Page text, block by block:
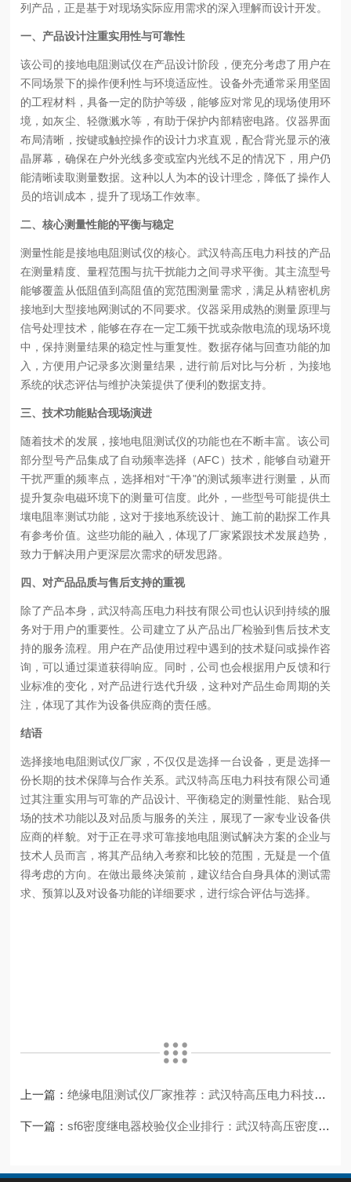
列产品，正是基于对现场实际应用需求的深入理解而设计开发。
一、产品设计注重实用性与可靠性
该公司的接地电阻测试仪在产品设计阶段，便充分考虑了用户在
不同场景下的操作便利性与环境适应性。设备外壳通常采用坚固
的工程材料，具备一定的防护等级，能够应对常见的现场使用环
境，如灰尘、轻微溅水等，有助于保护内部精密电路。仪器界面
布局清晰，按键或触控操作的设计力求直观，配合背光显示的液
晶屏幕，确保在户外光线多变或室内光线不足的情况下，用户仍
能清晰读取测量数据。这种以人为本的设计理念，降低了操作人
员的培训成本，提升了现场工作效率。
二、核心测量性能的平衡与稳定
测量性能是接地电阻测试仪的核心。武汉特高压电力科技的产品
在测量精度、量程范围与抗干扰能力之间寻求平衡。其主流型号
能够覆盖从低阻值到高阻值的宽范围测量需求，满足从精密机房
接地到大型接地网测试的不同要求。仪器采用成熟的测量原理与
信号处理技术，能够在存在一定工频干扰或杂散电流的现场环境
中，保持测量结果的稳定性与重复性。数据存储与回查功能的加
入，方便用户记录多次测量结果，进行前后对比与分析，为接地
系统的状态评估与维护决策提供了便利的数据支持。
三、技术功能贴合现场演进
随着技术的发展，接地电阻测试仪的功能也在不断丰富。该公司
部分型号产品集成了自动频率选择（AFC）技术，能够自动避开
干扰严重的频率点，选择相对“干净"的测试频率进行测量，从而
提升复杂电磁环境下的测量可信度。此外，一些型号可能提供土
壤电阻率测试功能，这对于接地系统设计、施工前的勘探工作具
有参考价值。这些功能的融入，体现了厂家紧跟技术发展趋势，
致力于解决用户更深层次需求的研发思路。
四、对产品品质与售后支持的重视
除了产品本身，武汉特高压电力科技有限公司也认识到持续的服
务对于用户的重要性。公司建立了从产品出厂检验到售后技术支
持的服务流程。用户在产品使用过程中遇到的技术疑问或操作咨
询，可以通过渠道获得响应。同时，公司也会根据用户反馈和行
业标准的变化，对产品进行迭代升级，这种对产品生命周期的关
注，体现了其作为设备供应商的责任感。
结语
选择接地电阻测试仪厂家，不仅仅是选择一台设备，更是选择一
份长期的技术保障与合作关系。武汉特高压电力科技有限公司通
过其注重实用与可靠的产品设计、平衡稳定的测量性能、贴合现
场的技术功能以及对品质与服务的关注，展现了一家专业设备供
应商的样貌。对于正在寻求可靠接地电阻测试解决方案的企业与
技术人员而言，将其产品纳入考察和比较的范围，无疑是一个值
得考虑的方向。在做出最终决策前，建议结合自身具体的测试需
求、预算以及对设备功能的详细要求，进行综合评估与选择。
上一篇：绝缘电阻测试仪厂家推荐：武汉特高压电力科技有限公司的测试仪值得您了解
下一篇：sf6密度继电器校验仪企业排行：武汉特高压密度继电器校验仪的关键作用